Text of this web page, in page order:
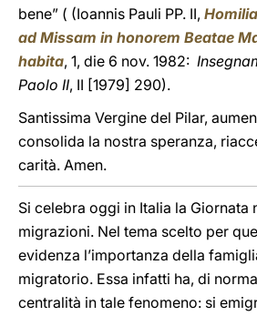
bene” ( (Ioannis Pauli PP. II,
ad Missam in honorem Beatae
habita, 1, die 6 nov. 1982:
Paolo II, II [1979] 290).
Santissima Vergine del Pilar,
consolida la nostra speranza,
carità. Amen.
Si celebra oggi in Italia la Giornata
migrazioni. Nel tema scelto per
evidenza l’importanza della
migratorio. Essa infatti ha, di
centralità in tale fenomeno: si